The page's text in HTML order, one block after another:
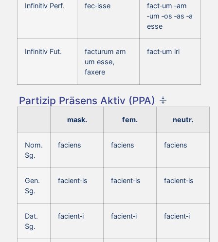
Infinitiv Perf. fec‑isse
fact‑um ‑am
‑um ‑os ‑as ‑a
esse
Infinitiv Fut.
facturum am
um esse,
faxere
fact‑um iri
Partizip Präsens Aktiv (PPA)
mask. fem. neutr.
Nom.
Sg.
faciens faciens faciens
Gen.
Sg.
facient‑is facient‑is facient‑is
Dat.
Sg.
facient‑i facient‑i facient‑i